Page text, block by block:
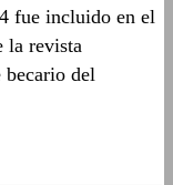
fue incluido en el
la revista
becario del